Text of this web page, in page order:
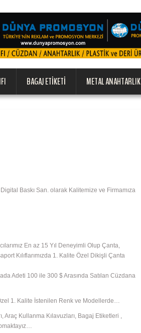
BAGAJ ETIKETI METAL ANAHTARLIK
Baskı San. olarak Kalitemize ve Firmamıza
En az 15 Yıl Deneyimli Olup Çanta,
Kılıflarımızda 1. Kalite Özel Dikişli Çanta
Adeti 100 ile 300 $ Arasında Satılan Cüzdana
1. Kalite İstenilen Renk ve Modellerde…
Araç Kullanma Kılavuzları, Bagaj Etiketleri ,